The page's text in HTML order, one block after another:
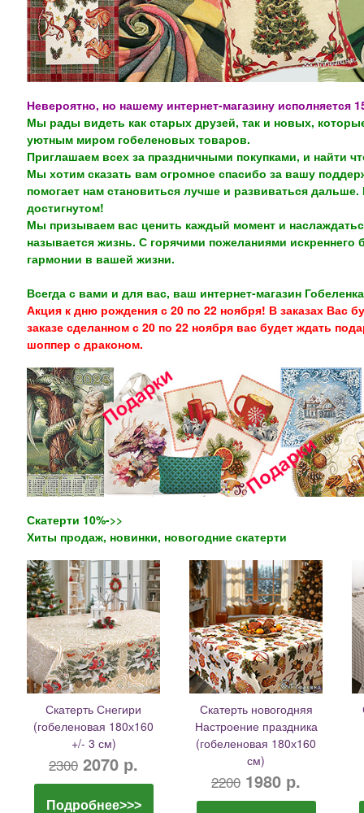
Невероятно, но нашему интернет-магазину исполняется
Мы рады видеть как старых друзей, так и новых,
уютным миром гобеленовых товаров.
Приглашаем всех за праздничными покупками, и найти
Мы хотим сказать вам огромное спасибо за вашу
помогает нам становиться лучше и развиваться
достигнутом!
Мы призываем вас ценить каждый момент и
называется жизнь. С горячими пожеланиями искреннего
гармонии в вашей жизни.
Всегда с вами и для вас, ваш интернет-магазин
Акция к дню рождения с 20 по 22 ноября! В заказах Вас
заказе сделанном с 20 по 22 ноября вас будет ждать
шоппер с драконом.
Скатерти 10%->>
Хиты продаж, новинки, новогодние скатерти
Скатерть Снегири
(гобеленовая 180х160
+/- 3 см)
2300 2070 р.
Подробнее>>>
Скатерть новогодняя
Настроение праздника
(гобеленовая 180х160
см)
2200 1980 р.